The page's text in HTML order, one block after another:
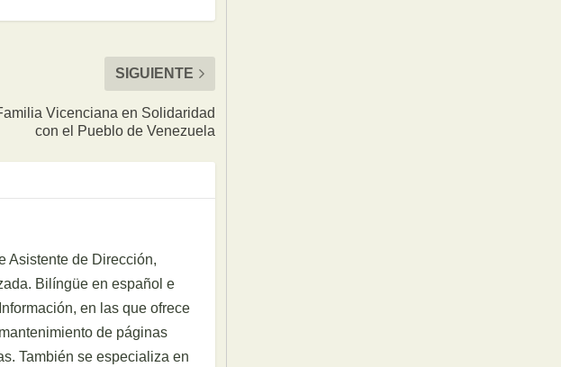
SIGUIENTE
Vicenciana en Solidaridad
con el Pueblo de Venezuela
Asistente de Dirección,
Bilíngüe en español e
en las que ofrece
de páginas
También se especializa en